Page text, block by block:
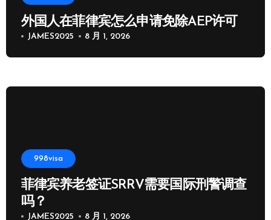
外国人在菲律宾怎么申请免除AEP许可
JAMES2025 8 月 1, 2026
998visa
菲律宾养老签证SRRV需要国际刑警调查
吗？
JAMES2025 8 月 1, 2026